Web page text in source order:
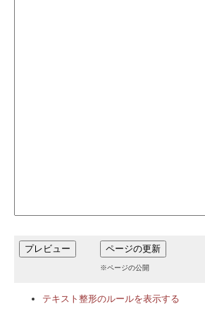
※ページの公開
テキスト整形のルールを表示する